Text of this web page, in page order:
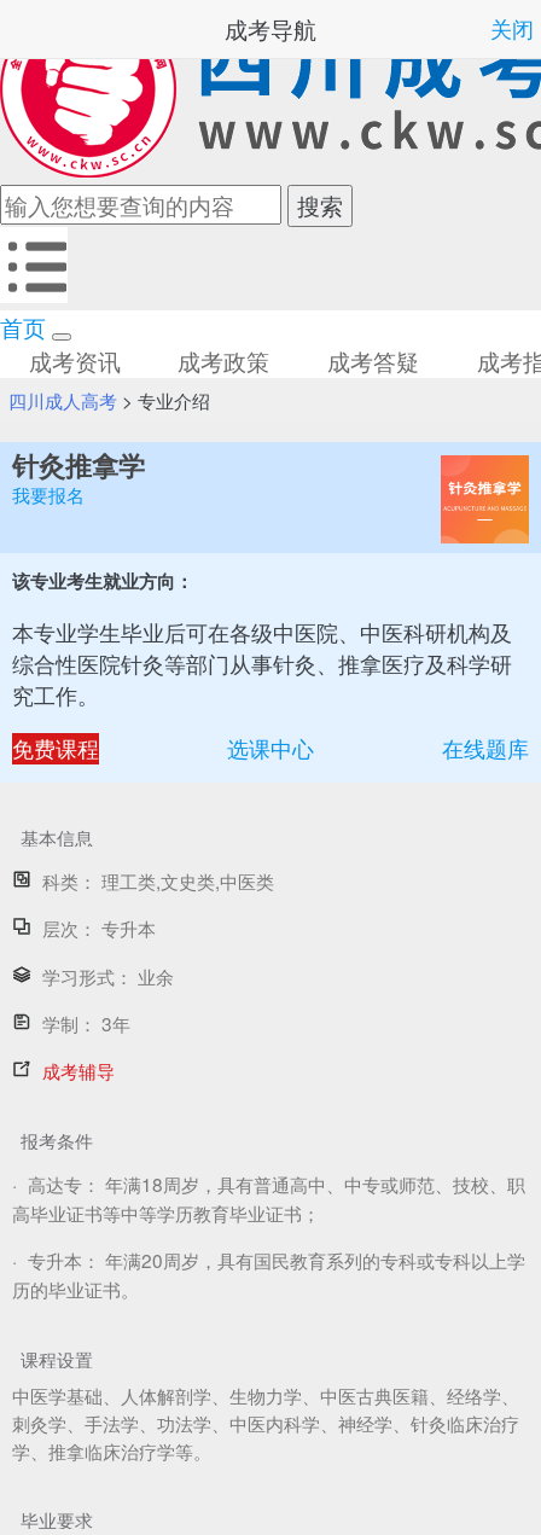
首页
成考资讯
成考政策 成考答疑 成考
四川成人高考> 专业介绍
针灸推拿学
我要报名
该专业考生就业方向：
本专业学生毕业后可在各级中医院、中医科研机构及
综合性医院针灸等部门从事针灸、推拿医疗及科学研
究工作。
免费课程
选课中心 在线题库
基本信息
科类： 理工类,文史类,中医类
层次： 专升本
学习形式： 业余
学制： 3年
成考辅导
报考条件
· 高达专： 年满18周岁，具有普通高中、中专或师范、技校、职
高毕业证书等中等学历教育毕业证书；
· 专升本： 年满20周岁，具有国民教育系列的专科或专科以上学
历的毕业证书。
课程设置
中医学基础、人体解剖学、生物力学、中医古典医籍、经络学、
刺灸学、手法学、功法学、中医内科学、神经学、针灸临床治疗
学、推拿临床治疗学等。
毕业要求
成考导航 关闭